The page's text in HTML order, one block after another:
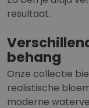
resultaat.
behang
Onze collectie
realistische
moderne